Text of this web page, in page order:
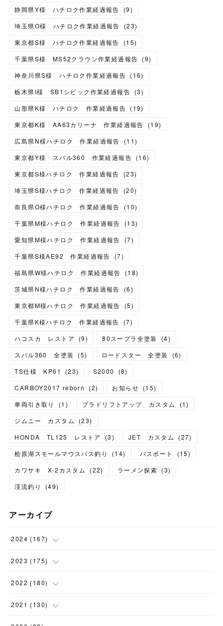
静岡県Y様 ハチロク作業経過報告
(9)
埼玉県O様 ハチロク作業経過報告
(23)
東京都S様 ハチロク作業経過報告
(15)
千葉県S様 MS52クラウン作業経過報告 (9)
神奈川県S様 ハチロク作業経過報告 (16)
栃木県I様 SB1シビック作業経過報告 (3)
山形県K様 ハチロク 作業経過報告 (19)
東京都K様 AA63カリーナ 作業経過報告
(19)
広島県N様ハチロク 作業経過報告
(11)
東京都Y様 スバル360 作業経過報告 (16)
東京都S様ハチロク 作業経過報告
(23)
埼玉県S様ハチロク 作業経過報告
(20)
奈良県O様ハチロク 作業経過報告
(10)
千葉県M様ハチロク 作業経過報告
(13)
愛知県M様ハチロク 作業経過報告
(7)
千葉県S様AE92 作業経過報告
(7)
福島県W様ハチロク 作業経過報告
(18)
茨城県N様ハチロク 作業経過報告
(6)
東京都M様ハチロク 作業経過報告
(5)
千葉県K様ハチロク 作業経過報告
(7)
ハコスカ レストア
(9) 80スープラ全塗装 (4)
スバル360 全塗装
(5) ロードスター 全塗装 (6)
TS仕様 KP61
(23) S2000 (8)
CARBOY2017 reborn
(2) お知らせ (15)
車両引き取り
(1 ) プラドリフトアップ カスタム (1)
ジムニー カスタム
(23)
HONDA TL125 レストア
(3) JET カスタム (27)
桧原湖スモールマウスバス釣り
(14) バスボート (15)
カワサキ X-2カスタム
(22) ラーメン探索 (3)
渓流釣り
(49)
アーカイブ
2024 (167)
(11)
(24)
(23)
( 23
2023 (175)
(12)
(18)
(16
2022 (180)
(17)
2021 (130)